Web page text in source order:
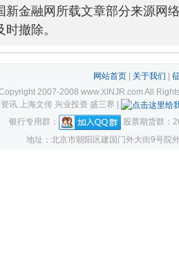
新金融网所载文章部分来源网
撤除。
网站首页| 关于我们
2007-2008 www.XINJR.com All
讯 上海文传 兴业投资 盛三界 |
银行专用群：
股票期货群：
地址：北京市朝阳区建国门外大街9号院